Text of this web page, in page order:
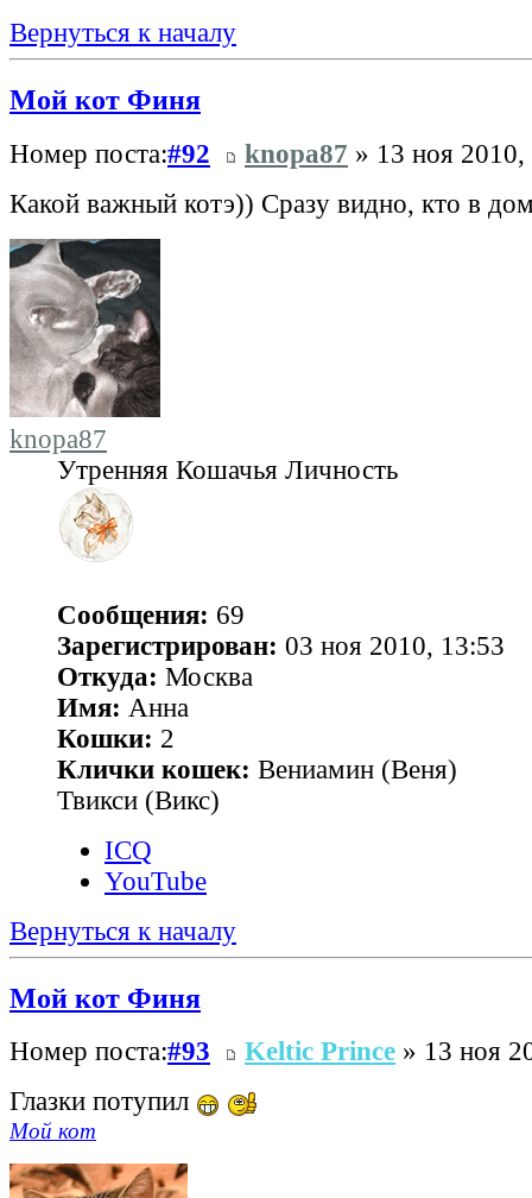
Вернуться к началу
Мой кот Финя
Номер поста:#92 knopa87 » 13 ноя
Какой важный котэ)) Сразу видно, кто в
knopa87
Утренняя Кошачья Личность
Сообщения: 69
Зарегистрирован: 03 ноя 2010, 13:53
Откуда: Москва
Имя: Анна
Кошки: 2
Клички кошек: Вениамин (Веня)
Твикси (Викс)
ICQ
YouTube
Вернуться к началу
Мой кот Финя
Номер поста:#93 Keltic Prince » 13 ноя
Глазки потупил
Мой кот